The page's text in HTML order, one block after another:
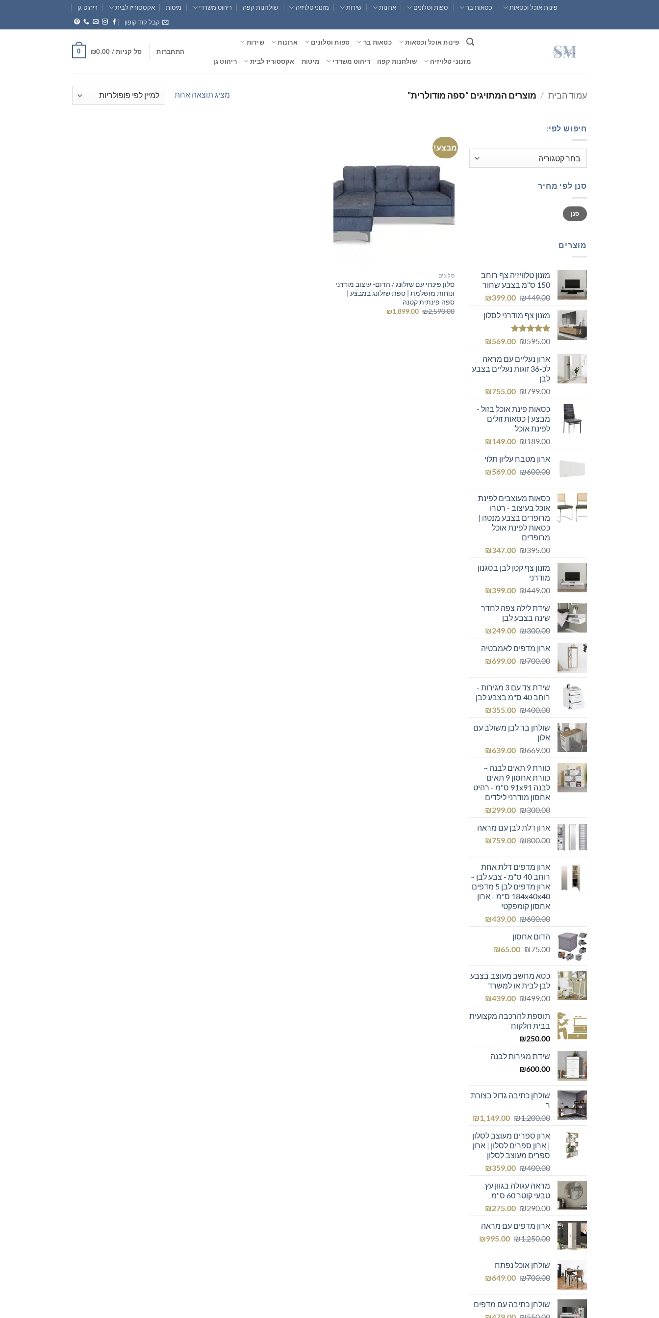
content
פינות אוכל וכסאות כסאות בר ספות וסלונים ארונות שידות מזנוני טלויזיה שולחנות קפה ריהוט משרדי מיטות אקססוריז לבית
ריהוט גן
קבל קוד קופון
פינות אוכל וכסאות כסאות בר ספות וסלונים ארונות שידות
מזנוני טלויזיה שולחנות קפה ריהוט משרדי מיטות אקססוריז לבית ריהוט גן
התחברות סל קניות / ₪0.00
0
עמוד הבית / מוצרים המתויגים “ספה מודולרית” מציג תוצאה אחת
חיפוש לפי:
סנן לפי מחיר
מחיר
מינימלי
מחיר
מקסימלי
סנן
מוצרים
מזנון טלוויזיה צף רוחב
150 ס"מ בצבע שחור
₪449.00
המחיר
היה:
₪449.00.
₪399.00
המחיר
הוא:מזנון צף מודרני לסלון
דורג5.00
₪595.00
המחיר
היה:
₪595.00.
₪569.00
המחיר
הוא:
₪569.00.
ארון נעליים עם מראה
לכ-36 זוגות נעליים בצבע
לבן
₪799.00
המחיר
היה:
₪799.00.
₪755.00
המחיר
הוא:
כסאות פינת אוכל בזול -
מבצע | כסאות זולים
לפינת אוכל
₪189.00
המחיר
היה:
₪189.00.
₪149.00
המחיר
הוא:
₪149.00.
ארון מטבח עליון תלוי
₪600.00
המחיר
₪600.00.
₪569.00
המחיר
₪569.00.כסאות מעוצבים לפינת
אוכל בעיצוב - רטרו
מרופדים בצבע מנטה |
כסאות לפינת אוכל
מרופדים
₪395.00
המחיר
היה:
₪347.00
המחיר
הוא:
מזנון צף קטן לבן בסגנון
מודרני
₪449.00
המחיר
היה:
₪449.00.
₪399.00
המחיר
הוא:שידת לילה צפה לחדר
שינה בצבע לבן
₪300.00
המחיר
היה:
₪300.00.
₪249.00
המחיר
הוא:
₪249.00.
ארון מדפים לאמבטיה
₪700.00
המחיר
₪700.00.
₪699.00
המחיר
₪699.00.שידת צד עם 3 מגירות -
רוחב 40 ס"מ בצבע לבן
₪400.00
המחיר
היה:
₪355.00
המחיר
הוא:
שולחן בר לבן משולב עם
אלון
₪669.00
המחיר
היה:
₪669.00.
₪639.00
המחיר
הוא:כוורת 9 תאים לבנה ~
כוורת אחסון 9 תאים
לבנה 91x91 ס"מ - רהיט
אחסון מודרני לילדים
₪300.00
המחיר
היה:
₪300.00.
₪299.00
המחיר
הוא:
₪299.00.
ארון דלת לבן עם מראה
₪800.00
המחיר
₪800.00.
₪759.00
המחיר
₪759.00.ארון מדפים דלת אחת
רוחב 40 ס"מ - צבע לבן ~
ארון מדפים לבן 5 מדפים
184x40x40 ס"מ - ארון
אחסון קומפקטי
₪600.00
המחיר
היה:
₪600.00.
₪439.00
המחיר
הדום אחסון
₪75.00
המחיר
₪75.00.
₪65.00
המחיר
₪65.00.
כסא מחשב מעוצב בצבע
לבן לבית או למשרד
₪499.00
המחיר
היה:
₪499.00.
₪439.00
המחיר
הוא:
תוספת להרכבה מקצועית
בבית הלקוח
₪250.00
שידת מגירות לבנה
₪600.00
שולחן כתיבה גדול בצורת
ר
₪1,200.00
המחיר
היה:
₪1,200.00.
₪1,149.00
המחיר
הוא:
₪1,149.00.
ארון ספרים מעוצב לסלון
| ארון ספרים לסלון | ארון
ספרים מעוצב לסלון
₪400.00
המחיר
היה:
₪400.00.
₪359.00
המחיר
הוא:מראה עגולה בגוון עץ
טבעי קוטר 60 ס"מ
₪290.00
המחיר
היה:
₪290.00.
₪275.00
המחיר
הוא:
₪275.00.
ארון מדפים עם מראה
₪1,250.00
המחיר
₪1,250.00.
₪995.00
המחיר
שולחן אוכל נפתח
₪700.00
המחיר
₪700.00.
₪649.00
המחיר
₪649.00.שולחן כתיבה עם מדפים
מבצע!
סלונים
סלון פינתי עם שזלונג / הדום- עיצוב מודרני
ונוחות מושלמת | ספת שזלונג במבצע |
ספה פינתית קטנה
₪2,590.00
המחיר
₪1,899.00